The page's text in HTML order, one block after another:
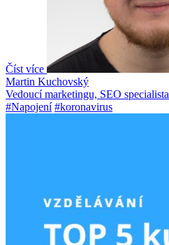
Číst více
Martin Kuchovský
Vedoucí marketingu, SEO specialista
#Napojení #koronavirus